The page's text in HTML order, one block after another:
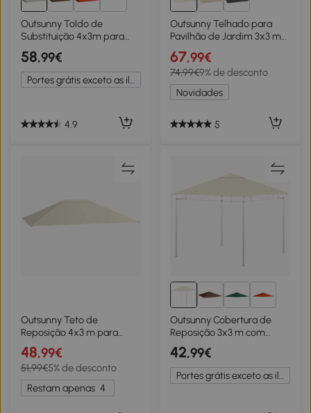
Outsunny Toldo de
Substituição 4x3m para
Pérgola de Jardim 2 Níveis
Respirável com 10 Orifícios
de Drenagem Cobertura
de Substituição de Pérgola
58,99€
4.9
Outsunny Telhado para
Pavilhão de Jardim 3x3 m
com 8 orifícios de
drenagem, em tecido
Oxford 600D, Creme
branco
67,99€
74,99€9% de desconto
Novidades
5
Outsunny Teto de
Reposição 4x3 m para
Gazebo Anti UV em
Poliéster com Entrada de
Ar Creme
48,99€
51,99€5% de desconto
Restam apenas 4
3+
Outsunny Cobertura de
Reposição 3x3 m com
Orifícios de Drenagem
Ventilação e Proteção UV
Somente Cobertura SEM
Estrutura Creme
42,99€
Portes grátis exceto as ilhas